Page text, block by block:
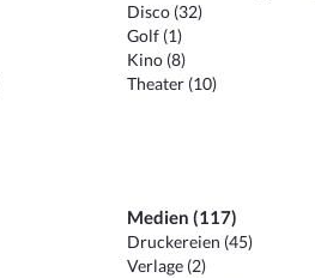
Disco (32)
Golf (1)
Kino (8)
Theater (10)
Medien (117)
Druckereien (45)
Verlage (2)